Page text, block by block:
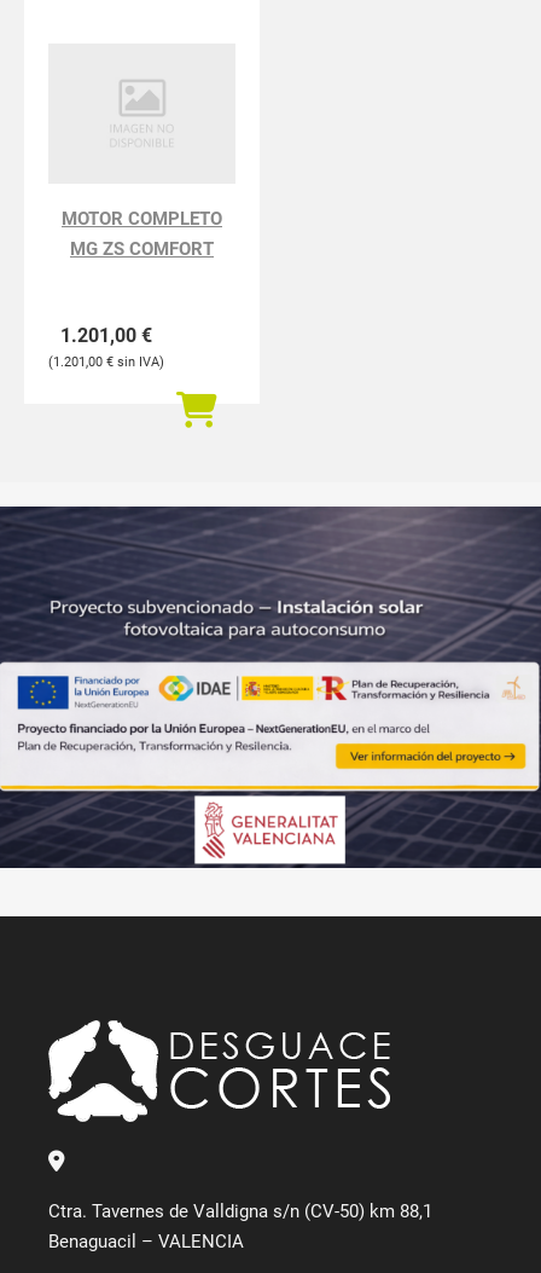
MOTOR COMPLETO
MG ZS COMFORT
1.201,00 €
1.201,00 €
Ctra. Tavernes de Valldigna s/n (CV-50) km 88,1
Benaguacil – VALENCIA